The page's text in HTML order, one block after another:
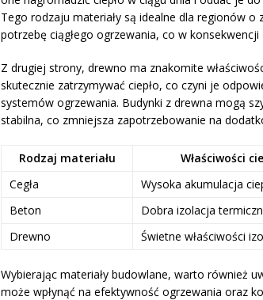
Tego rodzaju materiały są idealne dla regionów
potrzebę ciągłego ogrzewania, co w
Z drugiej strony, drewno ma znakomite
skutecznie zatrzymywać ciepło, co czyni je
systemów ogrzewania. Budynki z drewna mogą
stabilna, co zmniejsza zapotrzebowanie na
Rodzaj materiału Właściwości
Cegła
Wysoka akumulacja
Beton
Dobra izolacja
Drewno
Świetne właściwości
Wybierając materiały budowlane, warto również
może wpłynąć na efektywność ogrzewania oraz